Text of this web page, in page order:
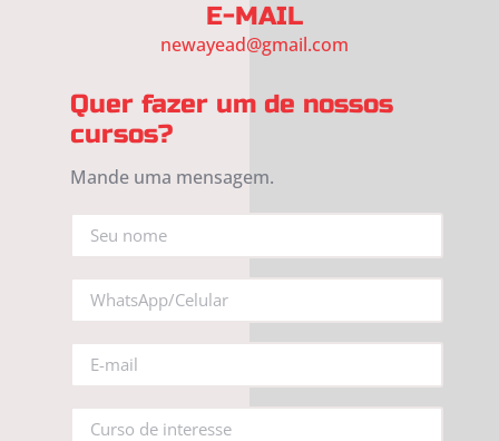
E-MAIL
newayead@gmail.com
Quer fazer um de nossos
cursos?
Mande uma mensagem.